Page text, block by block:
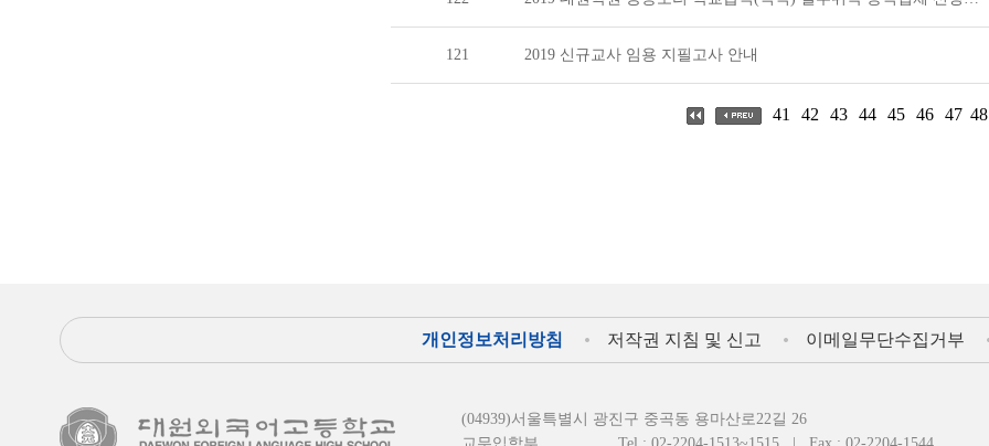
121 2019 신규교사 임용 지필고사 안내
41 42 43 44 45 46 47 48
개인정보처리방침 저작권 지침 및 신고 이메일무단수집거부
(04939)서울특별시 광진구 중곡동 용마산로22길 26